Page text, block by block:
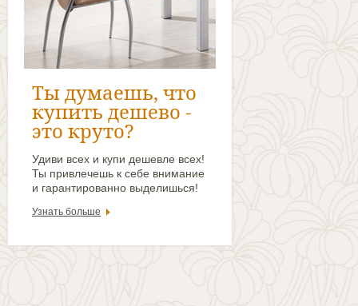
Ты думаешь, что
купить дешево -
это круто?
Удиви всех и купи дешевле всех!
Ты привлечешь к себе внимание
и гарантированно выделишься!
Узнать больше